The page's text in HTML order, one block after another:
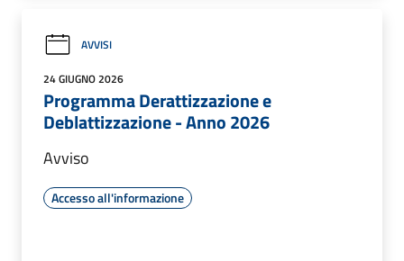
AVVISI
24 GIUGNO 2026
Programma Derattizzazione e
Deblattizzazione - Anno 2026
Avviso
Accesso all'informazione